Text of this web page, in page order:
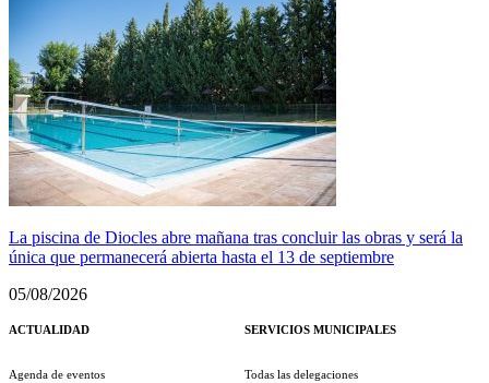
La piscina de Diocles abre mañana tras concluir las obras y será la
única que permanecerá abierta hasta el 13 de septiembre
05/08/2026
ACTUALIDAD
Agenda de eventos
SERVICIOS MUNICIPALES
Todas las delegaciones